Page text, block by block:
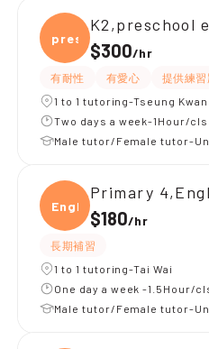
presc
K2,preschool
$300/hr
有耐性 有愛心 提供練
1 to 1 tutoring-Tseung Kwan
Two days a week-1Hour/cls
Male tutor/Female tutor-
Engli
Primary
$180/hr
長期補習
1 to 1 tutoring-Tai Wai
One day a week -1.5Hour/
Male tutor/Female tutor-